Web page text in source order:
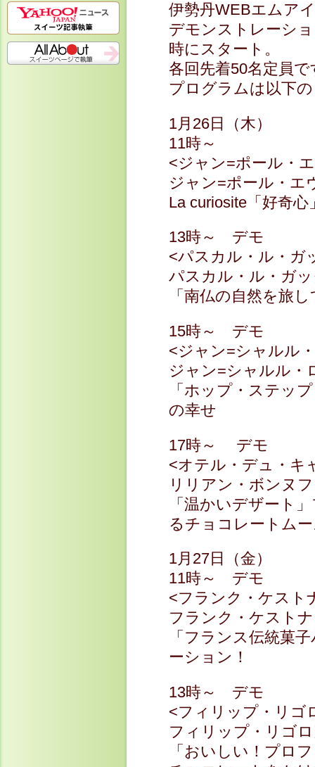
伊勢丹WEBエムア
デモンストレーシ
時にスタート。
各回先着50名定員で
プログラムは以下
1月26日（木）
11時～
<ジャン=ポール・
ジャン=ポール・エ
La curiosite「好奇心
13時～ デモ
<パスカル・ル・ガ
パスカル・ル・ガ
「南仏の自然を旅
15時～ デモ
<ジャン=シャルル
ジャン=シャルル・
「ホップ・ステッ
の幸せ
17時～ デモ
<オテル・デュ・キ
リリアン・ボンヌ
「温かいデザート
るチョコレートム
1月27日（金）
11時～ デモ
<フランク・ケスト
フランク・ケスト
「フランス伝統菓
ーション！
13時～ デモ
<フィリップ・リゴ
フィリップ・リゴ
「おいしい！プロ